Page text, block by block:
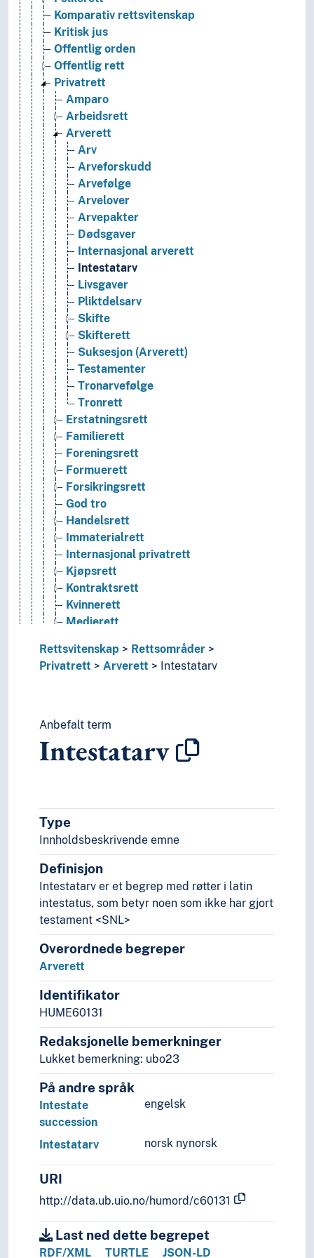
Komparativ rettsvitenskap
Kritisk jus
Offentlig orden
Offentlig rett
Privatrett
Amparo
Arbeidsrett
Arverett
Arv
Arveforskudd
Arvefølge
Arvelover
Arvepakter
Dødsgaver
Internasjonal arverett
Intestatarv
Livsgaver
Pliktdelsarv
Skifte
Skifterett
Suksesjon (Arverett)
Testamenter
Tronarvefølge
Tronrett
Erstatningsrett
Familierett
Foreningsrett
Formuerett
Forsikringsrett
God tro
Handelsrett
Immaterialrett
Internasjonal privatrett
Kjøpsrett
Kontraktsrett
Kvinnerett
Medierett
Personrett
Restitusjon (Rettsvitenskap)
Sjørett
Trygderett
Rettshåndhevelse
Rettsoppfatning
Rettsteori
Utlendingsrett
Rettssikkerhet
Rettssystemer
Samfunnsvitenskap
Språk
Tid i enheter, stadier og perioder
Rettsvitenskap
Rettsområder
Privatrett
Arverett Intestatarv
Anbefalt term
Intestatarv
Type
Innholdsbeskrivende emne
Definisjon
Intestatarv er et begrep med røtter i latin
intestatus, som betyr noen som ikke har gjort
testament <SNL>
Overordnede begreper
Arverett
Identifikator
HUME60131
Redaksjonelle bemerkninger
Lukket bemerkning: ubo23
På andre språk
engelsk
Intestate
succession
norsk nynorsk
Intestatarv
URI
http://data.ub.uio.no/humord/c60131
Last ned dette begrepet
RDF/XML TURTLE JSON-LD